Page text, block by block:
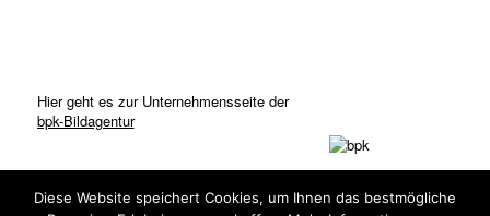
Hier geht es zur Unternehmensseite der
bpk-Bildagentur
Diese Website speichert Cookies, um Ihnen das bestmögliche